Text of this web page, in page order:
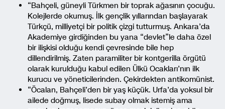
“Bahçeli, güneyli Türkmen bir toprak ağasının çocuğu.
Kolejlerde okumuş. İlk gençlik yıllarından başlayarak
Türkçü, milliyetçi bir politik çizgi tutturmuş. Ankara’da
Akademiye girdiğinden bu yana “devlet”le daha özel
bir ilişkisi olduğu kendi çevresinde bile hep
dillendirilmiş. Zaten paramiliter bir kontgerilla örgütü
olarak kurulduğu kabul edilen Ülkü Ocakları’nın ilk
kurucu ve yöneticilerinden. Çekirdekten antikomünist.
“Öcalan, Bahçeli’den bir yaş küçük. Urfa’da yoksul bir
ailede doğmuş, lisede subay olmak istemiş ama